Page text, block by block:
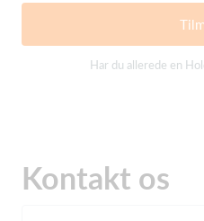
Har du allerede en
Kontakt os